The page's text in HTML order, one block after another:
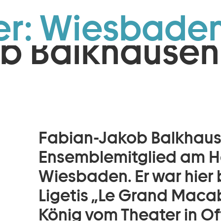
Zum Footer springen
Fabian-Jakob
Ensemblemitglied am
Wiesbaden. Er war
Ligetis „Le Grand
König vom Theater in